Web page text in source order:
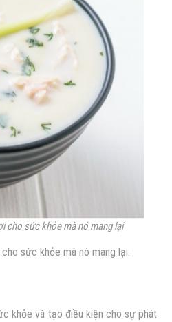
cho sức khỏe mà nó mang lại
sức khỏe mà nó mang lại:
khỏe và tạo điều kiện cho sự phát